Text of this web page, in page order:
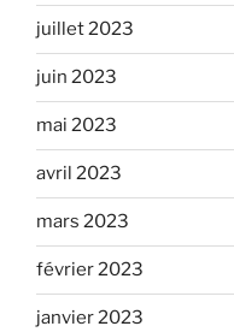
juillet 2023
juin 2023
mai 2023
avril 2023
mars 2023
février 2023
janvier 2023